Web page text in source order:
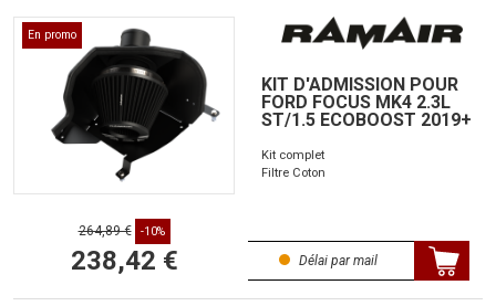
En promo
KIT D'ADMISSION POUR
FORD FOCUS MK4 2.3L
ST/1.5 ECOBOOST 2019+
Kit complet
Filtre Coton
264,89 € -10%
238,42 € Délai par mail